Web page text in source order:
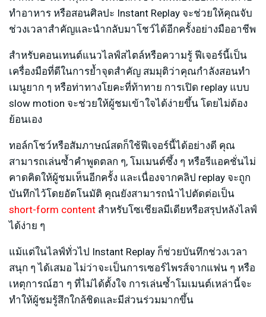
ทำอาหาร หรือสอนศิลปะ Instant Replay จะช่วยให้คุณจับ
ช่วงเวลาสำคัญและนำกลับมาโชว์ได้อีกครั้งอย่างมืออาชีพ
สำหรับคอนเทนต์แนวไลฟ์สไตล์หรือความรู้ ฟีเจอร์นี้เป็น
เครื่องมือที่ดีในการย้ำจุดสำคัญ สมมุติว่าคุณกำลังสอนทำ
เมนูยาก ๆ หรือท่าทางโยคะที่ท้าทาย การเปิด replay แบบ
slow motion จะช่วยให้ผู้ชมเข้าใจได้ง่ายขึ้น โดยไม่ต้อง
ย้อนเอง
ทอล์กโชว์หรือสัมภาษณ์สดก็ใช้ฟีเจอร์นี้ได้อย่างดี คุณ
สามารถเล่นซ้ำคำพูดตลก ๆ, โมเมนต์ซึ้ง ๆ หรือรีแอคชั่นไม่
คาดคิดให้ผู้ชมเห็นอีกครั้ง และเนื่องจากคลิป replay จะถูก
บันทึกไว้โดยอัตโนมัติ คุณยังสามารถนำไปตัดต่อเป็น
short-form content สำหรับโซเชียลมีเดียหรือสรุปหลังไลฟ์
ได้ง่าย ๆ
แม้แต่ในไลฟ์ทั่วไป Instant Replay ก็ช่วยบันทึกช่วงเวลา
สนุก ๆ ได้เสมอ ไม่ว่าจะเป็นการเซอร์ไพรส์จากแฟน ๆ หรือ
เหตุการณ์ฮา ๆ ที่ไม่ได้ตั้งใจ การเล่นซ้ำโมเมนต์เหล่านี้จะ
ทำให้ผู้ชมรู้สึกใกล้ชิดและมีส่วนร่วมมากขึ้น